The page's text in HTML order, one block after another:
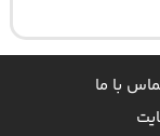
با ما